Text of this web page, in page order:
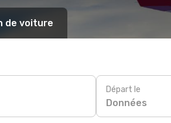
de voiture
Départ le
Données